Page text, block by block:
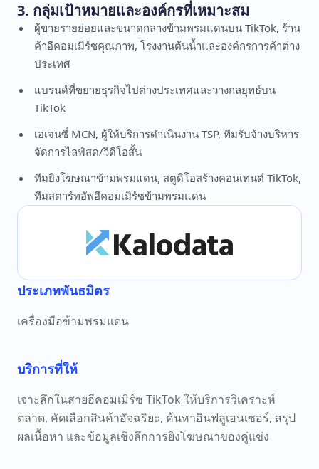
3. กลุ่มเป้าหมายและองค์กรที่เหมาะสม
ผู้ขายรายย่อยและขนาดกลางข้ามพรมแดนบน TikTok, ร้าน
ค้าอีคอมเมิร์ซคุณภาพ, โรงงานต้นน้ำและองค์กรการค้าต่าง
ประเทศ
แบรนด์ที่ขยายธุรกิจไปต่างประเทศและวางกลยุทธ์บน
TikTok
เอเจนซี่ MCN, ผู้ให้บริการดำเนินงาน TSP, ทีมรับจ้างบริหาร
จัดการไลฟ์สด/วิดีโอสั้น
ทีมยิงโฆษณาข้ามพรมแดน, สตูดิโอสร้างคอนเทนต์ TikTok,
ทีมสตาร์ทอัพอีคอมเมิร์ซข้ามพรมแดน
ประเภทพันธมิตร
เครื่องมือข้ามพรมแดน
บริการที่ให้
เจาะลึกในสายอีคอมเมิร์ซ TikTok ให้บริการวิเคราะห์
ตลาด, คัดเลือกสินค้าอัจฉริยะ, ค้นหาอินฟลูเอนเซอร์, สรุป
ผลเนื้อหา และข้อมูลเชิงลึกการยิงโฆษณาของคู่แข่ง